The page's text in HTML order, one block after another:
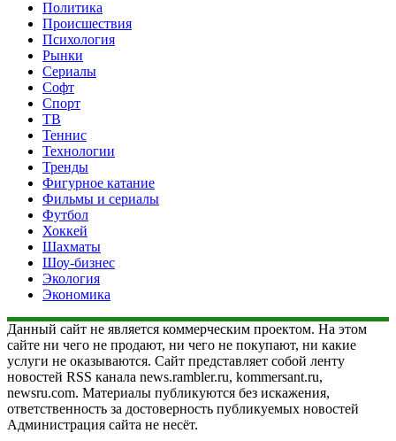
Политика
Происшествия
Психология
Рынки
Сериалы
Софт
Спорт
ТВ
Теннис
Технологии
Тренды
Фигурное катание
Фильмы и сериалы
Футбол
Хоккей
Шахматы
Шоу-бизнес
Экология
Экономика
Данный сайт не является коммерческим проектом. На этом
сайте ни чего не продают, ни чего не покупают, ни какие
услуги не оказываются. Сайт представляет собой ленту
новостей RSS канала news.rambler.ru, kommersant.ru,
newsru.com. Материалы публикуются без искажения,
ответственность за достоверность публикуемых новостей
Администрация сайта не несёт.